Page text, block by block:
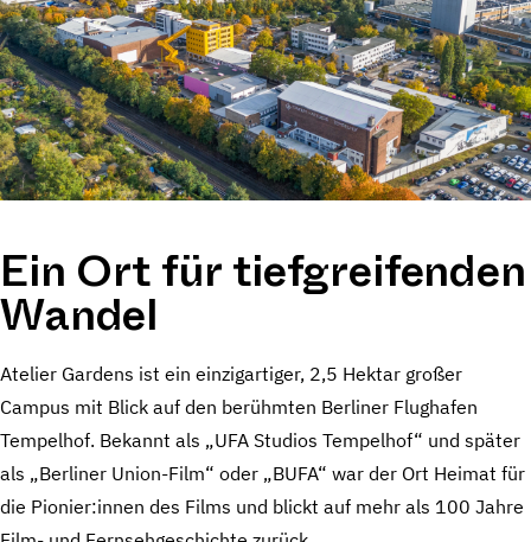
Ein Ort für tiefgreifenden
Wandel
Atelier Gardens ist ein einzigartiger, 2,5 Hektar großer
Campus mit Blick auf den berühmten Berliner Flughafen
Tempelhof. Bekannt als „UFA Studios Tempelhof“ und später
als „Berliner Union-Film“ oder „BUFA“ war der Ort Heimat für
die Pionier:innen des Films und blickt auf mehr als 100 Jahre